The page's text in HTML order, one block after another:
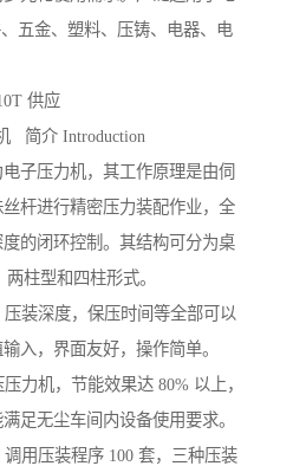
五金、塑料、压铸、电器、电
供应
简介 Introduction
子压力机，其工作原理是由伺
杆进行精密压力装配作业，全
的闭环控制。其结构可分为桌
两柱型和四柱形式。
装深度，保压时间等全部可以
入，界面友好，操作简单。
力机，节能效果达 80% 以上，
足无尘车间内设备使用要求。
用压装程序 100 套，三种压装